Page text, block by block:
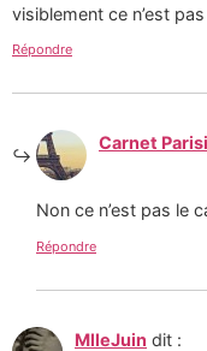
visiblement ce n’est
Répondre
Carnet
Non ce n’est pas le
Répondre
MlleJuin dit :